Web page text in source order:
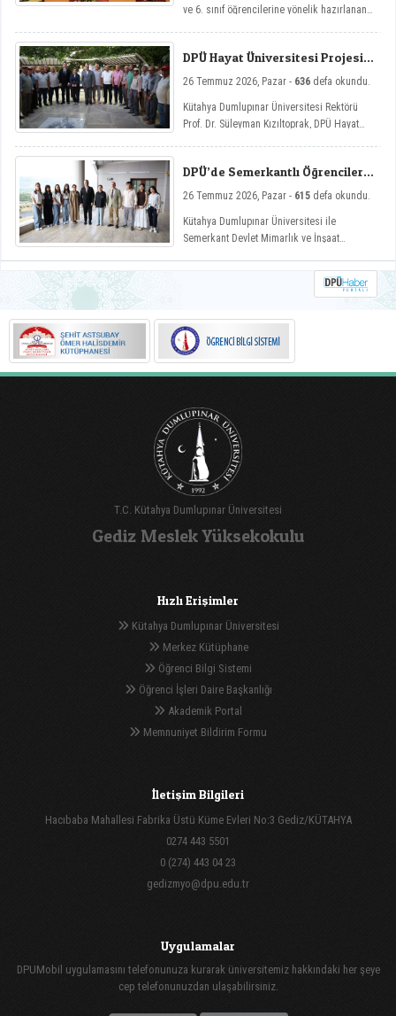
ve 6. sınıf öğrencilerine yönelik hazırlanan
değerlendirmelerini amaçlayan DPÜ Çocuk
Yaz Atölyeleri programı, düzenlenen açılış
DPÜ Hayat Üniversitesi Projesi
26 Temmuz 2026, Pazar - 636 defa okundu.
Kütahya Dumlupınar Üniversitesi Rektörü
Prof. Dr. Süleyman Kızıltoprak, DPÜ Hayat
katılarak vatandaşlarla buluştu.
DPÜ’de Semerkantlı Öğrencilere
26 Temmuz 2026, Pazar - 615 defa okundu.
Kütahya Dumlupınar Üniversitesi ile
Semerkant Devlet Mimarlık ve İnşaat
geçirilen iş birliği kapsamında misafir
öğrenciler yaz okulunda ağırlanıyor.
T.C. Kütahya Dumlupınar Üniversitesi
Gediz Meslek Yüksekokulu
Hızlı Erişimler
Kütahya Dumlupınar Üniversitesi
Merkez Kütüphane
Öğrenci Bilgi Sistemi
Öğrenci İşleri Daire Başkanlığı
Akademik Portal
Memnuniyet Bildirim Formu
İletişim Bilgileri
Hacıbaba Mahallesi Fabrika Üstü Küme Evleri No:3 Gediz/KÜTAHYA
0274 443 5501
0 (274) 443 04 23
gedizmyo@dpu.edu.tr
Uygulamalar
DPUMobil uygulamasını telefonunuza kurarak üniversitemiz hakkındaki her şeye
cep telefonunuzdan ulaşabilirsiniz.